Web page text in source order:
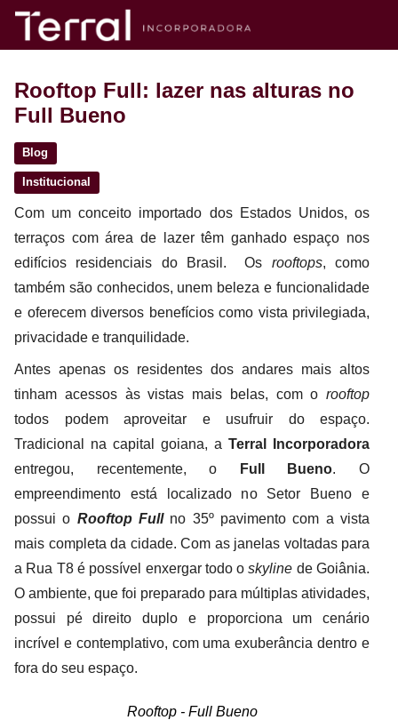
Rooftop Full: lazer nas alturas no
Full Bueno
Blog
Institucional
Com um conceito importado dos Estados Unidos, os
terraços com área de lazer têm ganhado espaço nos
edifícios residenciais do Brasil. Os rooftops, como
também são conhecidos, unem beleza e funcionalidade
e oferecem diversos benefícios como vista privilegiada,
privacidade e tranquilidade.
Antes apenas os residentes dos andares mais altos
tinham acessos às vistas mais belas, com o rooftop
todos podem aproveitar e usufruir do espaço.
Tradicional na capital goiana, a Terral Incorporadora
entregou, recentemente, o
Full Bueno. O
empreendimento está localizado no Setor Bueno e
possui o Rooftop Fullno 35º pavimento com a vista
mais completa da cidade. Com as janelas voltadas para
a Rua T8 é possível enxergar todo oskyline de Goiânia.
O ambiente, que foi preparado para múltiplas atividades,
possui pé direito duplo e proporciona um cenário
incrível e contemplativo, com uma exuberância dentro e
fora do seu espaço.
Rooftop - Full Bueno